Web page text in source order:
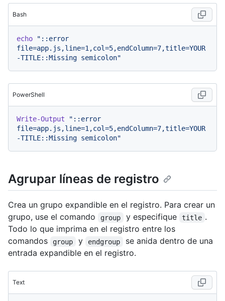
Bash
echo
"::error
file=app.js,line=1,col=5,endColumn=7,title=YOUR
-TITLE::Missing semicolon"
PowerShell
Write-Output
"::error
file=app.js,line=1,col=5,endColumn=7,title=YOUR
-TITLE::Missing semicolon"
Agrupar líneas de registro
Crea un grupo expandible en el registro. Para crear un
grupo, use el comando
group y especifique title .
Todo lo que imprima en el registro entre los
comandos
group y endgroup
se anida dentro de una
entrada expandible en el registro.
Text